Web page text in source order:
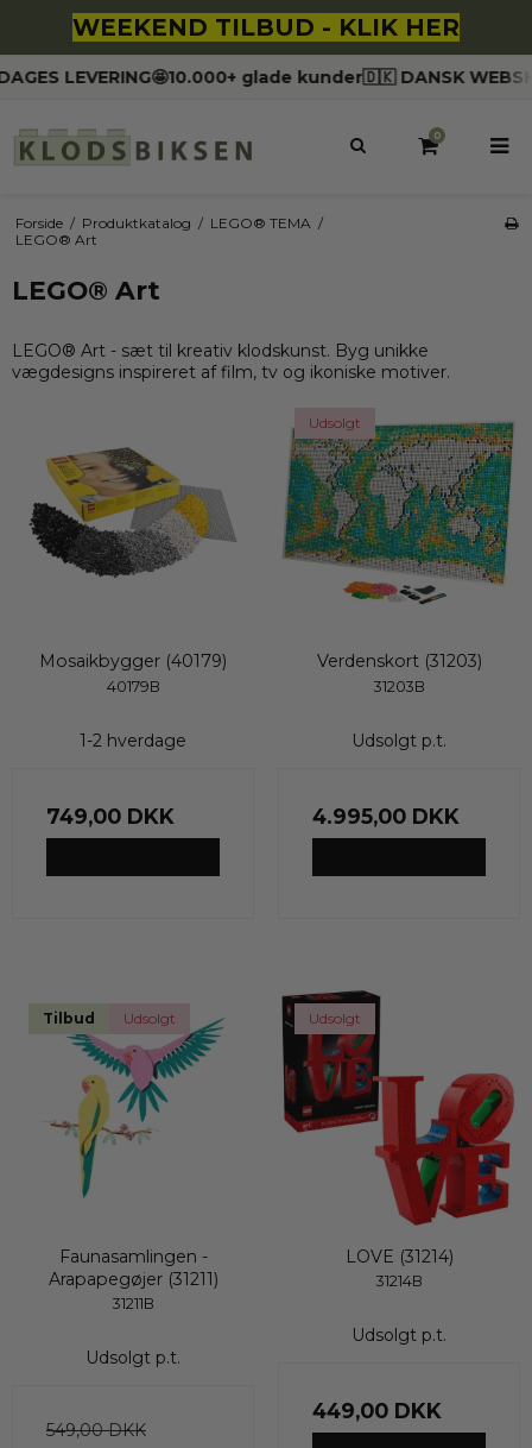
WEEKEND TILBUD - KLIK HER
LEVERING🤩10.000+ glade kunder🇩🇰 DANSK WEBSHOP⭐️
0
Forside / Produktkatalog / LEGO® TEMA /
LEGO® Art
LEGO® Art
LEGO® Art - sæt til kreativ klodskunst. Byg unikke
vægdesigns inspireret af film, tv og ikoniske motiver.
Mosaikbygger (40179)
40179B
1-2 hverdage
749,00 DKK
Udsolgt
Verdenskort (31203)
31203B
Udsolgt p.t.
4.995,00 DKK
Tilbud Udsolgt
Faunasamlingen -
Arapapegøjer (31211)
31211B
Udsolgt p.t.
549,00 DKK
Udsolgt
LOVE (31214)
31214B
Udsolgt p.t.
449,00 DKK